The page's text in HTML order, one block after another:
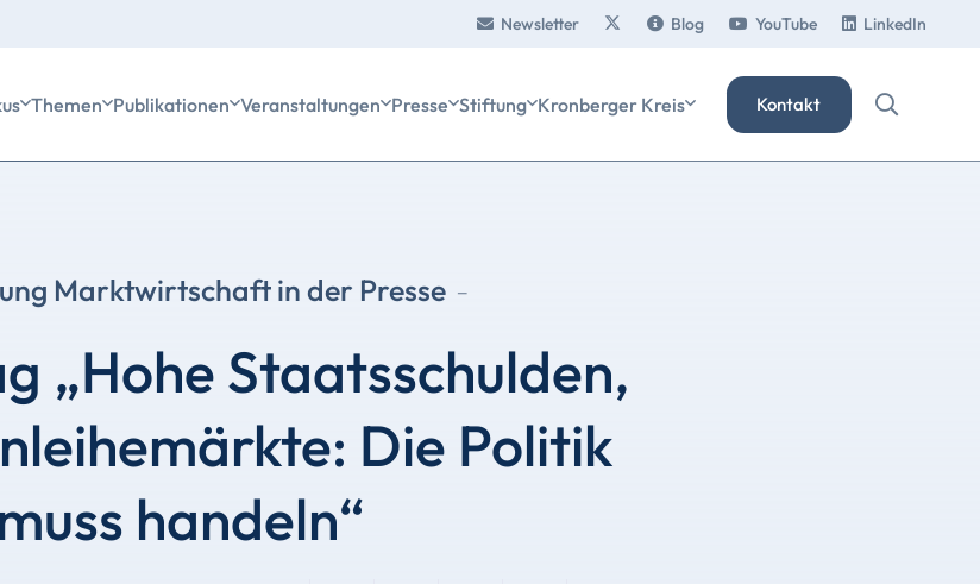
Newsletter Blog YouTube LinkedIn
Themen Publikationen Veranstaltungen Presse Stiftung Kronberger Kreis Kontakt
Marktwirtschaft in der Presse -
„Hohe Staatsschulden,
Die Politik
muss handeln“